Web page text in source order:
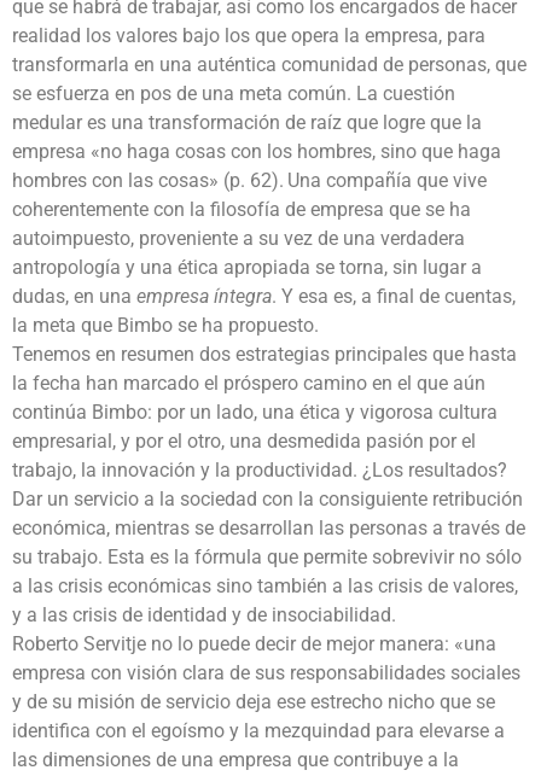
que se habrá de trabajar, así como los encargados de hacer
realidad los valores bajo los que opera la empresa, para
transformarla en una auténtica comunidad de personas, que
se esfuerza en pos de una meta común. La cuestión
medular es una transformación de raíz que logre que la
empresa «no haga cosas con los hombres, sino que haga
hombres con las cosas» (p. 62). Una compañía que vive
coherentemente con la filosofía de empresa que se ha
autoimpuesto, proveniente a su vez de una verdadera
antropología y una ética apropiada se torna, sin lugar a
dudas, en una empresa íntegra. Y esa es, a final de cuentas,
la meta que Bimbo se ha propuesto.
Tenemos en resumen dos estrategias principales que hasta
la fecha han marcado el próspero camino en el que aún
continúa Bimbo: por un lado, una ética y vigorosa cultura
empresarial, y por el otro, una desmedida pasión por el
trabajo, la innovación y la productividad. ¿Los resultados?
Dar un servicio a la sociedad con la consiguiente retribución
económica, mientras se desarrollan las personas a través de
su trabajo. Esta es la fórmula que permite sobrevivir no sólo
a las crisis económicas sino también a las crisis de valores,
y a las crisis de identidad y de insociabilidad.
Roberto Servitje no lo puede decir de mejor manera: «una
empresa con visión clara de sus responsabilidades sociales
y de su misión de servicio deja ese estrecho nicho que se
identifica con el egoísmo y la mezquindad para elevarse a
las dimensiones de una empresa que contribuye a la